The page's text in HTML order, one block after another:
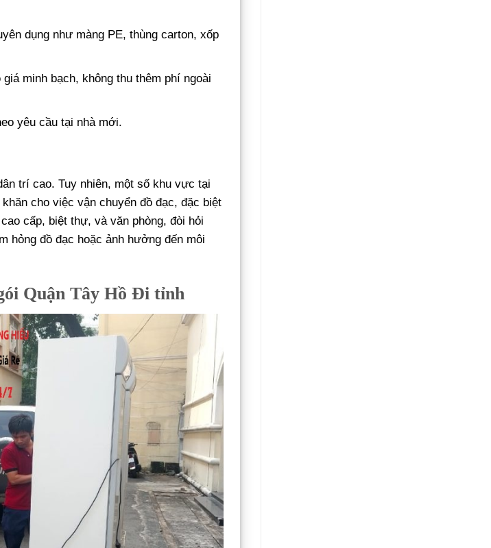
dụng như màng PE, thùng carton, xốp
minh bạch, không thu thêm phí ngoài
yêu cầu tại nhà mới.
trí cao. Tuy nhiên, một số khu vực tại
cho việc vận chuyển đồ đạc, đặc biệt
cấp, biệt thự, và văn phòng, đòi hỏi
hỏng đồ đạc hoặc ảnh hưởng đến môi
Quận Tây Hồ Đi tỉnh